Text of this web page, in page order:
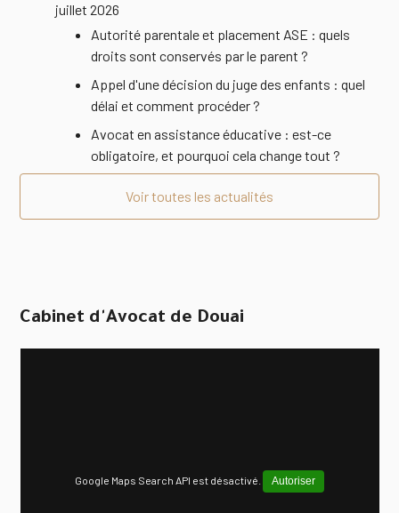
juillet 2026
Autorité parentale et placement ASE : quels
droits sont conservés par le parent ?
Appel d'une décision du juge des enfants : quel
délai et comment procéder ?
Avocat en assistance éducative : est-ce
obligatoire, et pourquoi cela change tout ?
Voir toutes les actualités
Cabinet d'Avocat de Douai
Google Maps Search API est désactivé. Autoriser